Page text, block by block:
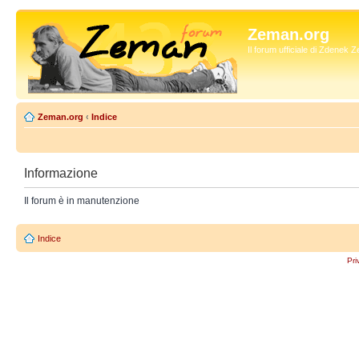
Zeman.org
Il forum ufficiale di Zdenek
Zeman.org ‹ Indice
Informazione
Il forum è in manutenzione
Indice